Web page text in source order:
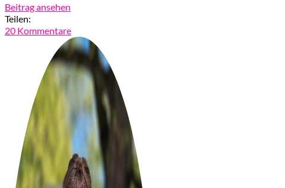
Beitrag ansehen
Teilen:
20 Kommentare